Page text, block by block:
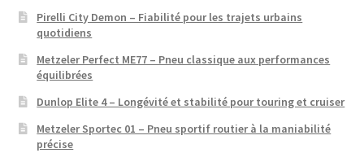
Pirelli City Demon – Fiabilité pour les trajets urbains
quotidiens
Metzeler Perfect ME77 – Pneu classique aux performances
équilibrées
Dunlop Elite 4 – Longévité et stabilité pour touring et cruiser
Metzeler Sportec 01 – Pneu sportif routier à la maniabilité
précise